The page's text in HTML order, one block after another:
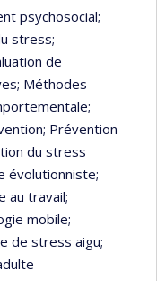
psychosocial;
stress;
de
; Méthodes
;
; Prévention-
du stress
évolutionniste;
au travail;
mobile;
de stress aigu;